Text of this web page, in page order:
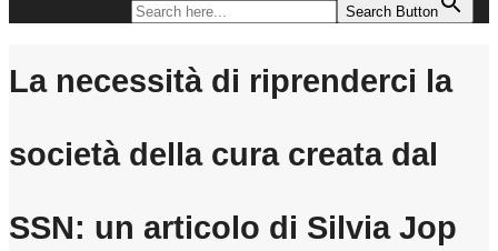
Search Button
La necessità di riprenderci la
società della cura creata dal
SSN: un articolo di Silvia Jop